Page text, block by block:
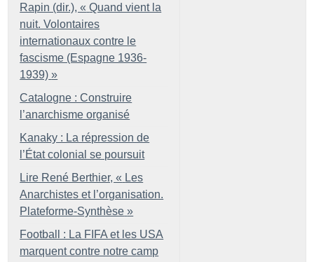
Rapin (dir.), « Quand vient la
nuit. Volontaires
internationaux contre le
fascisme (Espagne 1936-
1939) »
Catalogne : Construire
l’anarchisme organisé
Kanaky : La répression de
l’État colonial se poursuit
Lire René Berthier, « Les
Anarchistes et l’organisation.
Plateforme-Synthèse »
Football : La FIFA et les USA
marquent contre notre camp